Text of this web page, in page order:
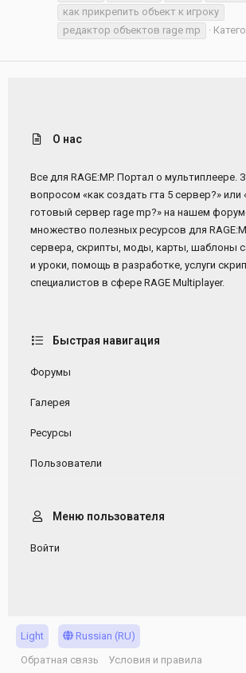
как прикрепить объект к игроку
редактор объектов rage mp
О нас
Все для RAGE:MP. Портал о мультиплеере.
вопросом «как создать гта 5 сервер?» или
готовый сервер rage mp?» на нашем
множество полезных ресурсов для
сервера, скрипты, моды, карты, шаблоны
и уроки, помощь в разработке, услуги
специалистов в сфере RAGE Multiplayer.
Быстрая навигация
Форумы
Галерея
Ресурсы
Пользователи
Меню пользователя
Войти
Light
Russian (RU)
Обратная связь
Условия и правила